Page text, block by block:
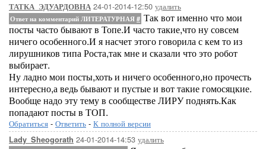
ТАТКА_ЭДУАРДОВНА 24-01-2014-12:50 удалить
Ответ на комментарий ЛИТЕРАТУРНАЯ # Так вот именно что мои
посты часто бывают в Топе.И часто такие,что ну совсем
ничего особенного.И я насчет этого говорила с кем то из
лирушников типа Роста,так мне и сказали что это робот
выбирает.
Ну ладно мои посты,хоть и ничего особенного,но прочесть
интересно,а ведь бывают и пустые и вот такие гомосяцкие.
Вообще надо эту тему в сообществе ЛИРУ поднять.Как
попадают посты в ТОП.
Обратиться - Ответить - К полной версии
Lady_Sheogorath 24-01-2014-14:53 удалить